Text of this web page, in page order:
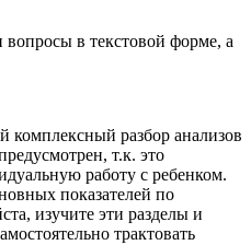
в текстовой форме, а
разбор анализов
т.к. это
работу с ребенком.
показателей по
изучите эти разделы и
трактовать